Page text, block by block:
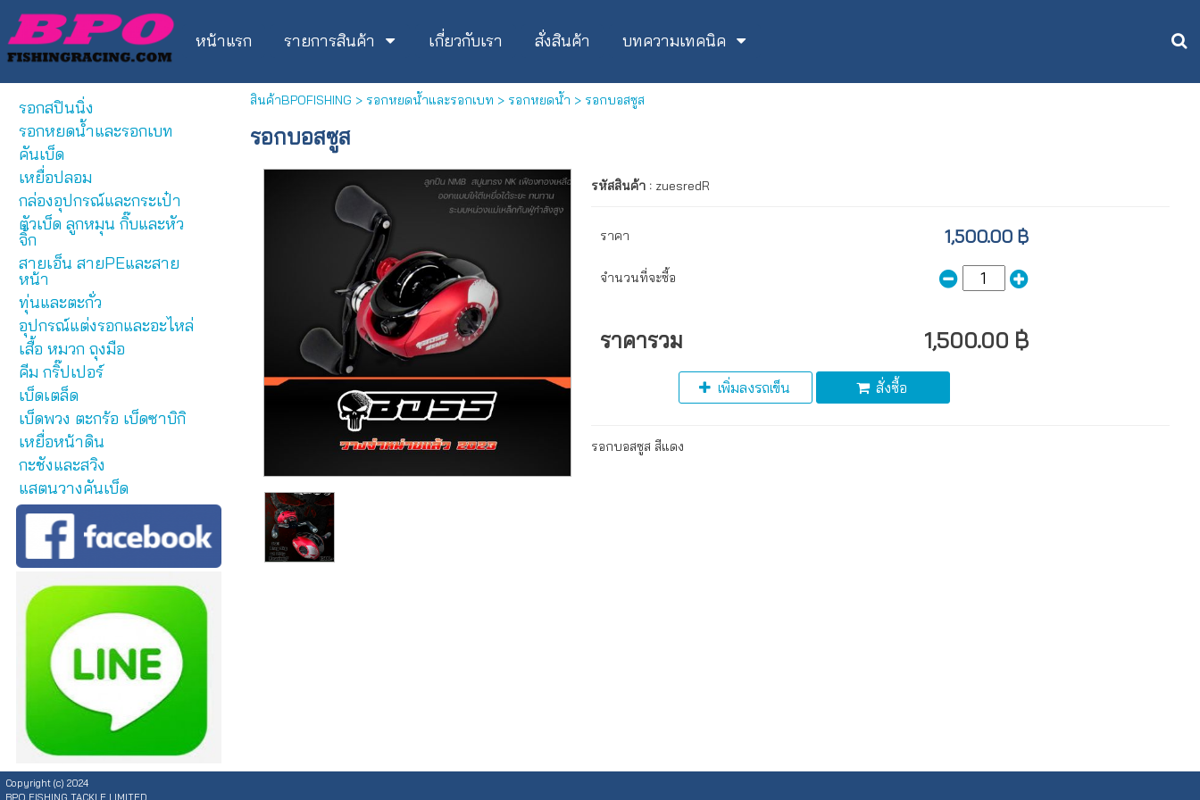
หน้าแรก รายการสินค้า เกี่ยวกับเรา สั่งสินค้า บทความเทคนิค
รอกสปินนิ่ง
รอกหยดน้ำและรอกเบท
คันเบ็ด
เหยื่อปลอม
กล่องอุปกรณ์และกระเป๋า
ตัวเบ็ด ลูกหมุน กิ๊บและหัว
จิ้ก
สายเอ็น สายPEและสาย
หน้า
ทุ่นและตะกั่ว
อุปกรณ์แต่งรอกและอะไหล่
เสื้อ หมวก ถุงมือ
คีม กริ๊ปเปอร์
เบ็ดเตล็ด
เบ็ดพวง ตะกร้อ เบ็ดซาบิกิ
เหยื่อหน้าดิน
กะชังและสวิง
แสตนวางคันเบ็ด
สินค้าBPOFISHING > รอกหยดน้ำและรอกเบท > รอกหยดน้ำ > รอกบอสซูส
รอกบอสซูส
รหัสสินค้า : zuesredR
ราคา 1,500.00 ฿
จำนวนที่จะซื้อ
ราคารวม 1,500.00 ฿
เพิ่มลงรถเข็น สั่งซื้อ
รอกบอสซูส สีแดง
Copyright (c) 2024
BPO FISHING TACKLE LIMITED